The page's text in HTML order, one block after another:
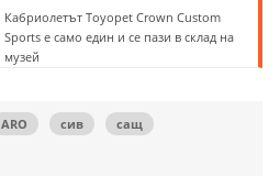
Кабриолетът Toyopet Crown Custom
Sports е само един и се пази в склад на
музей
ARO сив
сащ